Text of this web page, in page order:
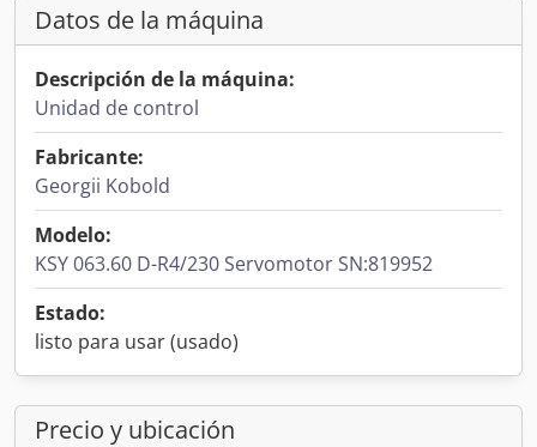
Datos de la máquina
Descripción de la máquina:
Unidad de control
Fabricante:
Georgii Kobold
Modelo:
KSY 063.60 D-R4/230 Servomotor SN:819952
Estado:
listo para usar (usado)
Precio y ubicación